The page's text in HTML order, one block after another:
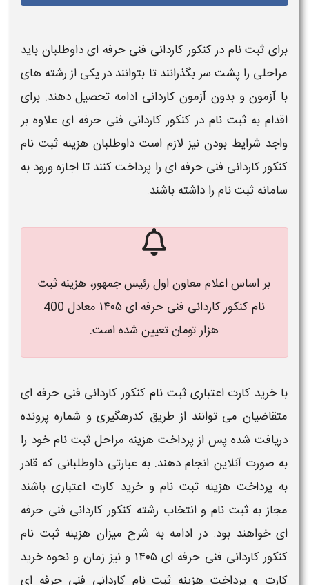
برای ثبت نام در کنکور کاردانی فنی حرفه ایداوطلبان باید
مراحلی را پشت سر بگذرانند تا بتوانند در یکی از رشته های
با آزمون و بدون آزمون کاردانی ادامه تحصیل دهند. برای
اقدام به ثبت نام در کنکور کاردانی فنی حرفه ای علاوه بر
واجد شرایط بودن نیز لازم است داوطلبان هزینه ثبت نام
کنکور کاردانی فنی حرفه ای را پرداخت کنند تا اجازه ورود به
سامانه ثبت نام را داشته باشند.
بر اساس اعلام معاون اول رئیس‌ جمهور، هزینه ثبت‌
نام کنکور کاردانی فنی حرفه ای ۱۴۰۵ معادل 400
هزار تومان تعیین شده است.
باخرید کارت اعتباری ثبت نام کنکور کاردانی فنی حرفه ای
متقاضیان می توانند از طریق کدرهگیری و شماره پرونده
دریافت شده پس از پرداخت هزینه مراحل ثبت نامخود را
به صورت آنلاین انجام دهند. به عبارتی داوطلبانی که قادر
به پرداختهزینه ثبت نام و خرید کارت اعتباری باشند
مجاز بهثبت نام و انتخاب رشته کنکور کاردانی فنی حرفه
ای خواهند بود. در ادامه به شرح میزان هزینه ثبت نام
کنکور کاردانی فنی حرفه ای ۱۴۰۵ و نیز زمان و نحوه خرید
کارت و پرداخت هزینه ثبت نام کاردانی فنی حرفه ای